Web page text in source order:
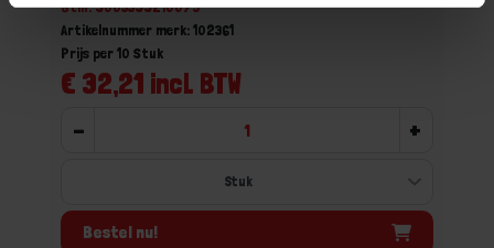
Gtin: 9003399210075
Artikelnummer merk: 102361
€ 32,21 incl. BTW
Prijs per 10 Stuk
- +
Bestel nu!